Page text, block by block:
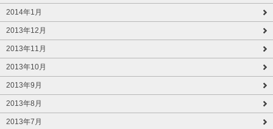
2014年1月
2013年12月
2013年11月
2013年10月
2013年9月
2013年8月
2013年7月